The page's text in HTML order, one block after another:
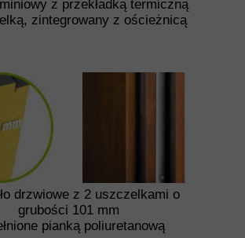
drzwiowe z 2 uszczelkami o
grubości 101 mm
pianką poliuretanową
z przekładką termiczną
zintegrowany z ościeżnicą